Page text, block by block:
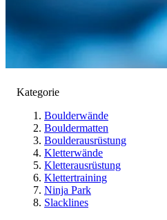
Kategorie
Boulderwände
Bouldermatten
Boulderausrüstung
Kletterwände
Kletterausrüstung
Klettertraining
Ninja Park
Slacklines
Klettern
(Artikel 1-32von166)
Kategorien & Filter